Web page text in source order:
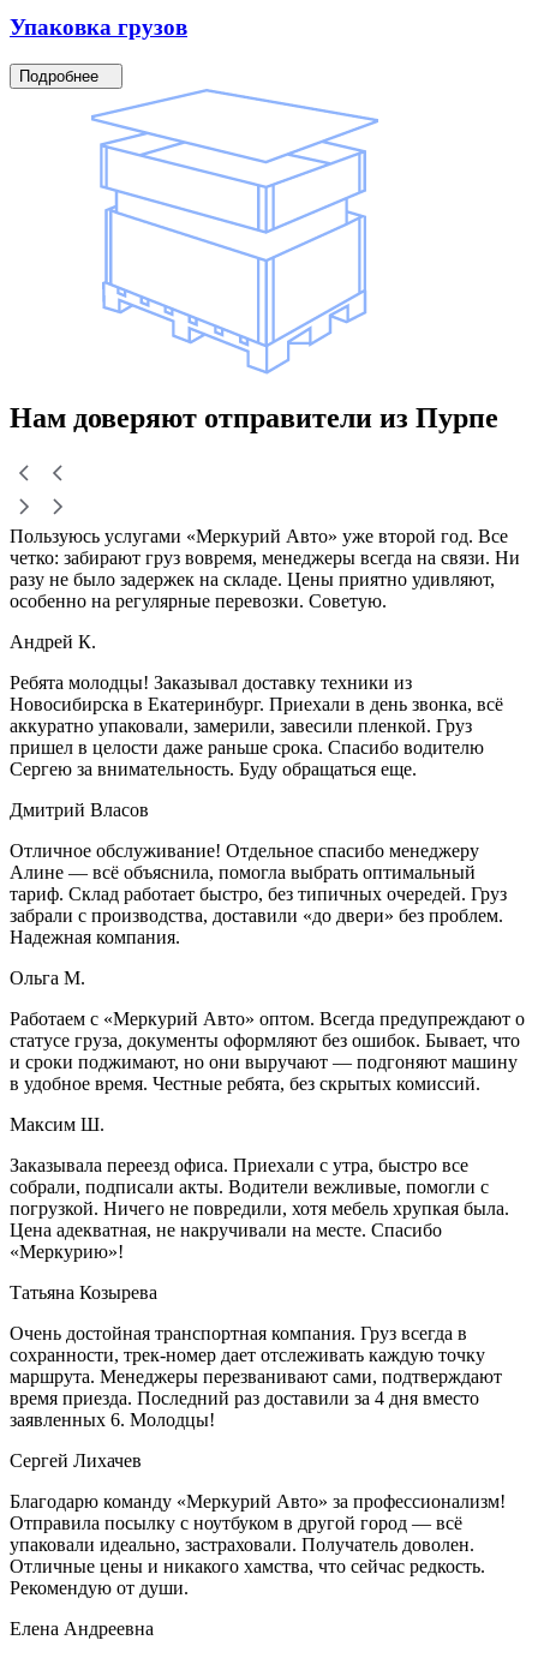
Упаковка грузов
Подробнее
Нам доверяют отправители из Пурпе
Пользуюсь услугами «Меркурий Авто» уже второй год. Все
четко: забирают груз вовремя, менеджеры всегда на связи. Ни
разу не было задержек на складе. Цены приятно удивляют,
особенно на регулярные перевозки. Советую.
Андрей К.
Ребята молодцы! Заказывал доставку техники из
Новосибирска в Екатеринбург. Приехали в день звонка, всё
аккуратно упаковали, замерили, завесили пленкой. Груз
пришел в целости даже раньше срока. Спасибо водителю
Сергею за внимательность. Буду обращаться еще.
Дмитрий Власов
Отличное обслуживание! Отдельное спасибо менеджеру
Алине — всё объяснила, помогла выбрать оптимальный
тариф. Склад работает быстро, без типичных очередей. Груз
забрали с производства, доставили «до двери» без проблем.
Надежная компания.
Ольга М.
Работаем с «Меркурий Авто» оптом. Всегда предупреждают о
статусе груза, документы оформляют без ошибок. Бывает, что
и сроки поджимают, но они выручают — подгоняют машину
в удобное время. Честные ребята, без скрытых комиссий.
Максим Ш.
Заказывала переезд офиса. Приехали с утра, быстро все
собрали, подписали акты. Водители вежливые, помогли с
погрузкой. Ничего не повредили, хотя мебель хрупкая была.
Цена адекватная, не накручивали на месте. Спасибо
«Меркурию»!
Татьяна Козырева
Очень достойная транспортная компания. Груз всегда в
сохранности, трек-номер дает отслеживать каждую точку
маршрута. Менеджеры перезванивают сами, подтверждают
время приезда. Последний раз доставили за 4 дня вместо
заявленных 6. Молодцы!
Сергей Лихачев
Благодарю команду «Меркурий Авто» за профессионализм!
Отправила посылку с ноутбуком в другой город — всё
упаковали идеально, застраховали. Получатель доволен.
Отличные цены и никакого хамства, что сейчас редкость.
Рекомендую от души.
Елена Андреевна